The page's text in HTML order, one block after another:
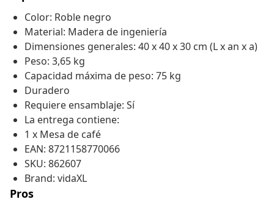
Color: Roble negro
Material: Madera de ingeniería
Dimensiones generales: 40 x 40 x 30 cm (L x an x a)
Peso: 3,65 kg
Capacidad máxima de peso: 75 kg
Duradero
Requiere ensamblaje: Sí
La entrega contiene:
1 x Mesa de café
EAN: 8721158770066
SKU: 862607
Brand: vidaXL
Pros